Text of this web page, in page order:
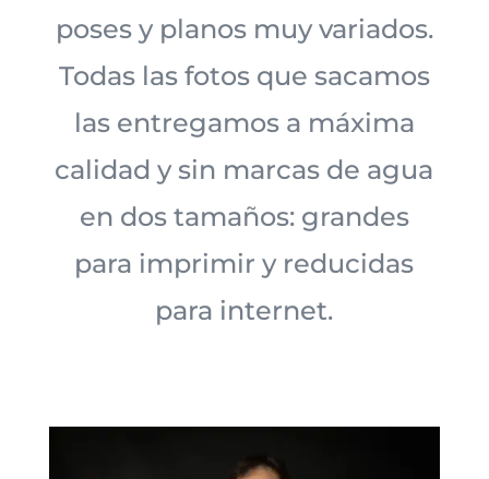
poses y planos muy variados.
Todas las fotos que sacamos
las entregamos a máxima
calidad y sin marcas de agua
en dos tamaños: grandes
para imprimir y reducidas
para internet.